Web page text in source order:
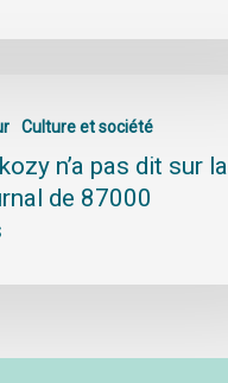
Culture et société
n’a pas dit sur la
de 87000